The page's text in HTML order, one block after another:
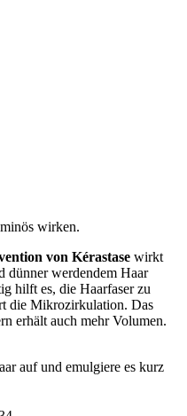
wirken.
von Kérastase wirkt
dünner werdendem Haar
hilft es, die Haarfaser zu
die Mikrozirkulation. Das
erhält auch mehr Volumen.
auf und emulgiere es kurz